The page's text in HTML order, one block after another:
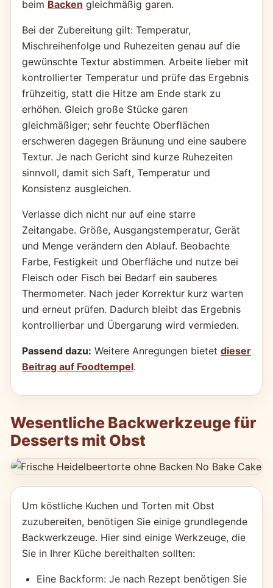
beim Backen gleichmäßig garen.
Bei der Zubereitung gilt: Temperatur,
Mischreihenfolge und Ruhezeiten genau auf die
gewünschte Textur abstimmen. Arbeite lieber mit
kontrollierter Temperatur und prüfe das Ergebnis
frühzeitig, statt die Hitze am Ende stark zu
erhöhen. Gleich große Stücke garen
gleichmäßiger; sehr feuchte Oberflächen
erschweren dagegen Bräunung und eine saubere
Textur. Je nach Gericht sind kurze Ruhezeiten
sinnvoll, damit sich Saft, Temperatur und
Konsistenz ausgleichen.
Verlasse dich nicht nur auf eine starre
Zeitangabe. Größe, Ausgangstemperatur, Gerät
und Menge verändern den Ablauf. Beobachte
Farbe, Festigkeit und Oberfläche und nutze bei
Fleisch oder Fisch bei Bedarf ein sauberes
Thermometer. Nach jeder Korrektur kurz warten
und erneut prüfen. Dadurch bleibt das Ergebnis
kontrollierbar und Übergarung wird vermieden.
Passend dazu: Weitere Anregungen bietet dieser
Beitrag auf Foodtempel.
Wesentliche Backwerkzeuge für
Desserts mit Obst
Um köstliche Kuchen und Torten mit Obst
zuzubereiten, benötigen Sie einige grundlegende
Backwerkzeuge. Hier sind einige Werkzeuge, die
Sie in Ihrer Küche bereithalten sollten:
Eine Backform: Je nach Rezept benötigen Sie